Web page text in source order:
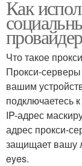
Как
Что такое
Прокси-
вашим
подключаетесь
IP-адрес
адрес прокси-
защищает вашу
eyes.